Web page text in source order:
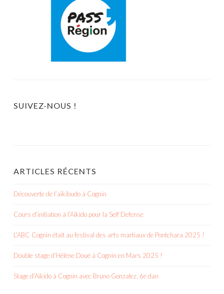
SUIVEZ-NOUS !
ARTICLES RÉCENTS
Découverte de l’aïkibudo à Cognin
Cours d’initiation à l’Aïkido pour la Self Defense
L’ABC Cognin était au festival des arts martiaux de Pontchara 2025 !
Double stage d’Hélène Doué à Cognin en Mars 2025 !
Stage d’Aïkido à Cognin avec Bruno Gonzalez, 6e dan